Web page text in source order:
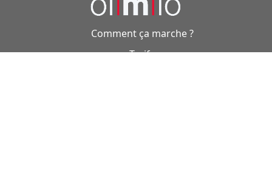
Comment ça marche ?
Tarifs